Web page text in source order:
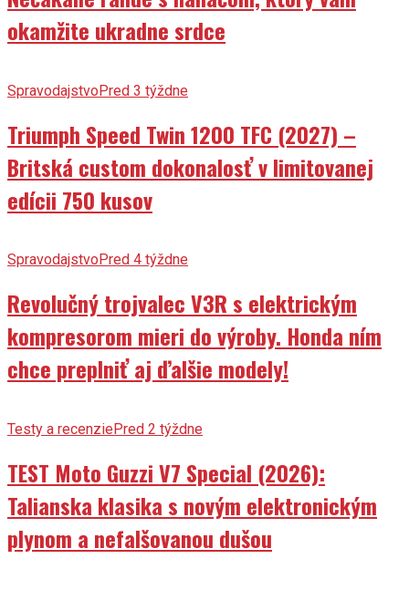
okamžite ukradne srdce
Britská custom dokonalosť v limitovanej
edícii 750 kusov
Revolučný trojvalec V3R s elektrickým
kompresorom mieri do výroby. Honda ním
chce preplniť aj ďalšie modely!
Talianska klasika s novým elektronickým
plynom a nefalšovanou dušou